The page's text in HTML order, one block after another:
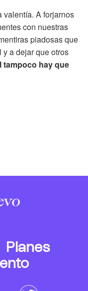
valentía. A forjarnos
con nuestras
piadosas que
y a dejar que otros
tampoco hay que
Planes